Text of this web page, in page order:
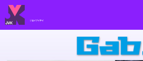
ジェイブイケイ